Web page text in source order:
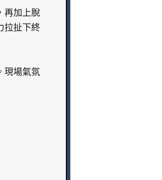
再加上脫
拉扯下終
現場氣氛